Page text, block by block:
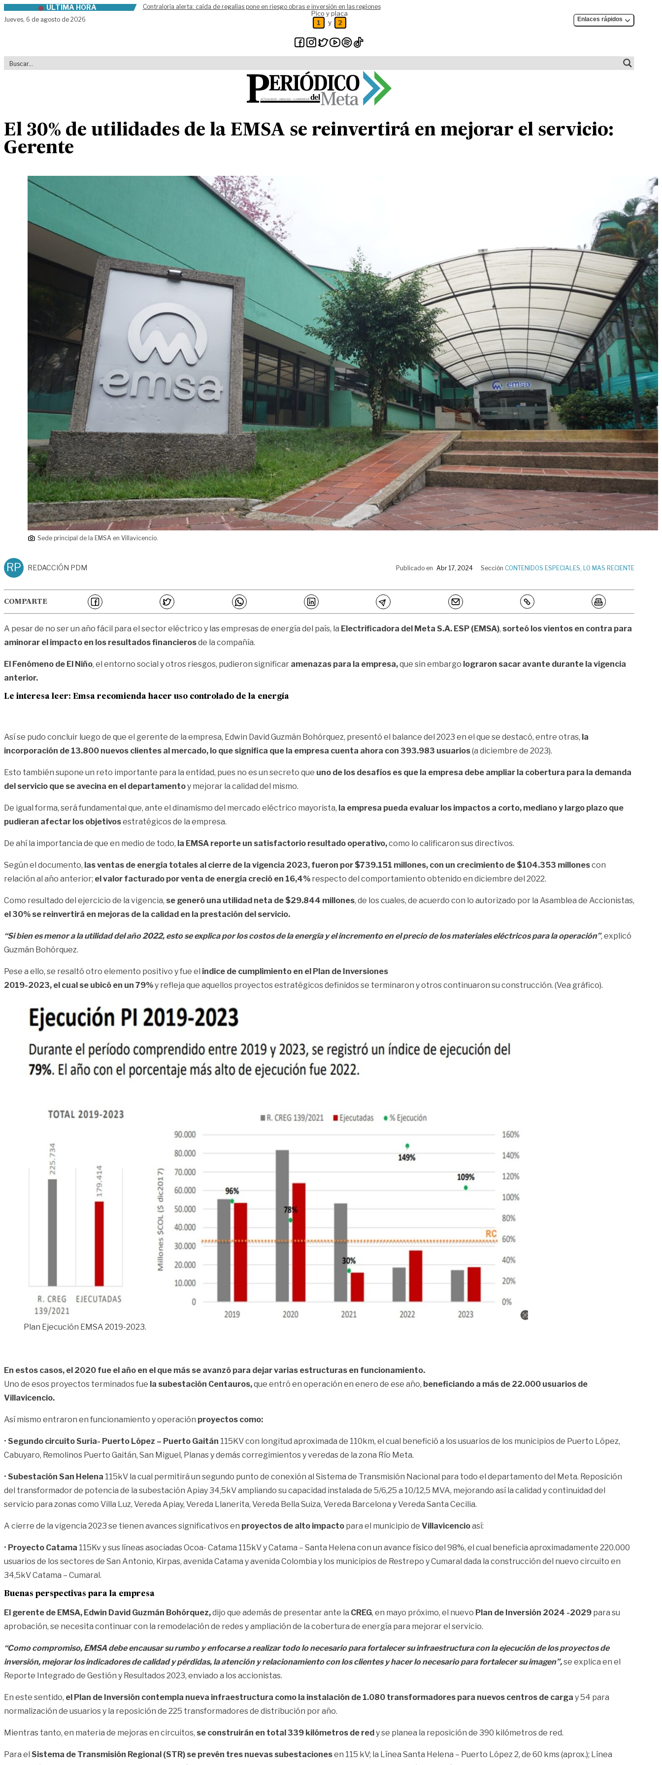
Skip to contentÚLTIMA HORA
Contraloría alerta: caída de regalías pone en riesgo obras e inversión en las regiones
Jueves, 6 de agosto de 2026
Pico y placa
1 y 2 Enlaces rápidos
El 30% de utilidades de la EMSA se reinvertirá en mejorar el servicio:
Gerente
Sede principal de la EMSA en Villavicencio.
RP REDACCIÓN PDM Publicado en Abr 17, 2024 Sección CONTENIDOS ESPECIALES, LO MAS RECIENTE
COMPARTE
A pesar de no ser un año fácil para el sector eléctrico y las empresas de energía del país, la Electrificadora del Meta S.A. ESP (EMSA), sorteó los vientos en contra para
aminorar el impacto en los resultados financierosde la compañía.
El Fenómeno de El Niño, el entorno social y otros riesgos, pudieron significar amenazas para la empresa,que sin embargo lograron sacar avante durante la vigencia
anterior.
Le interesa leer: Emsa recomienda hacer uso controlado de la energía
Así se pudo concluir luego de que el gerente de la empresa, Edwin David Guzmán Bohórquez, presentó el balance del 2023 en el que se destacó, entre otras, la
incorporación de 13.800 nuevos clientes al mercado, lo que significa que la empresa cuenta ahora con 393.983 usuarios(a diciembre de 2023).
Esto también supone un reto importante para la entidad, pues no es un secreto que uno de los desafíos es que la empresa debe ampliar la cobertura para la demanda
del servicio que se avecina en el departamentoy mejorar la calidad del mismo.
De igual forma, será fundamental que, ante el dinamismo del mercado eléctrico mayorista, la empresa pueda evaluar los impactos a corto, mediano y largo plazo que
pudieran afectar los objetivosestratégicos de la empresa.
De ahí la importancia de que en medio de todo, la EMSA reporte un satisfactorio resultado operativo,como lo calificaron sus directivos.
Según el documento, las ventas de energía totales al cierre de la vigencia 2023, fueron por $739.151 millones, con un crecimiento de $104.353 millonescon
relación al año anterior; el valor facturado por venta de energía creció en 16,4% respecto del comportamiento obtenido en diciembre del 2022.
Como resultado del ejercicio de la vigencia, se generó una utilidad neta de $29.844 millones, de los cuales, de acuerdo con lo autorizado por la Asamblea de Accionistas,
el 30% se reinvertirá en mejoras de la calidad en la prestación del servicio.
“Si bien es menor a la utilidad del año 2022, esto se explica por los costos de la energía y el incremento en el precio de los materiales eléctricos para la operación”, explicó
Guzmán Bohórquez.
Pese a ello, se resaltó otro elemento positivo y fue el índice de cumplimiento en el Plan de Inversiones
2019-2023, el cual se ubicó en un 79%y refleja que aquellos proyectos estratégicos definidos se terminaron y otros continuaron su construcción. (Vea gráfico).
Plan Ejecución EMSA 2019-2023.
En estos casos, el 2020 fue el año en el que más se avanzó para dejar varias estructuras en funcionamiento.
Uno de esos proyectos terminados fue la subestación Centauros,que entró en operación en enero de ese año, beneficiando a más de 22.000 usuarios de
Villavicencio.
Así mismo entraron en funcionamiento y operación proyectos como:
• Segundo circuito Suria- Puerto López – Puerto Gaitán 115KV con longitud aproximada de 110km, el cual benefició a los usuarios de los municipios de Puerto López,
Cabuyaro, Remolinos Puerto Gaitán, San Miguel, Planas y demás corregimientos y veredas de la zona Río Meta.
• Subestación San Helena 115kV la cual permitirá un segundo punto de conexión al Sistema de Transmisión Nacional para todo el departamento del Meta. Reposición
del transformador de potencia de la subestación Apiay 34,5kV ampliando su capacidad instalada de 5/6,25 a 10/12,5 MVA, mejorando así la calidad y continuidad del
servicio para zonas como Villa Luz, Vereda Apiay, Vereda Llanerita, Vereda Bella Suiza, Vereda Barcelona y Vereda Santa Cecilia.
A cierre de la vigencia 2023 se tienen avances significativos en proyectos de alto impacto para el municipio de Villavicencioasí:
• Proyecto Catama 115Kv y sus líneas asociadas Ocoa- Catama 115kV y Catama – Santa Helena con un avance físico del 98%, el cual beneficia aproximadamente 220.000
usuarios de los sectores de San Antonio, Kirpas, avenida Catama y avenida Colombia y los municipios de Restrepo y Cumaral dada la construcción del nuevo circuito en
34,5kV Catama – Cumaral.
Buenas perspectivas para la empresa
El gerente de EMSA, Edwin David Guzmán Bohórquez,dijo que además de presentar ante la CREG, en mayo próximo, el nuevo Plan de Inversión 2024 -2029 para su
aprobación, se necesita continuar con la remodelación de redes y ampliación de la cobertura de energía para mejorar el servicio.
“Como compromiso, EMSA debe encausar su rumbo y enfocarse a realizar todo lo necesario para fortalecer su infraestructura con la ejecución de los proyectos de
inversión, mejorar los indicadores de calidad y pérdidas, la atención y relacionamiento con los clientes y hacer lo necesario para fortalecer su imagen”,se explica en el
Reporte Integrado de Gestión y Resultados 2023, enviado a los accionistas.
En este sentido, el Plan de Inversión contempla nueva infraestructura como la instalación de 1.080 transformadores para nuevos centros de carga y 54 para
normalización de usuarios y la reposición de 225 transformadores de distribución por año.
Mientras tanto, en materia de mejoras en circuitos, se construirán en total 339 kilómetros de redy se planea la reposición de 390 kilómetros de red.
Para el Sistema de Transmisión Regional (STR) se prevén tres nuevas subestacionesen 115 kV; la Línea Santa Helena – Puerto López 2, de 60 kms (aprox.); Línea